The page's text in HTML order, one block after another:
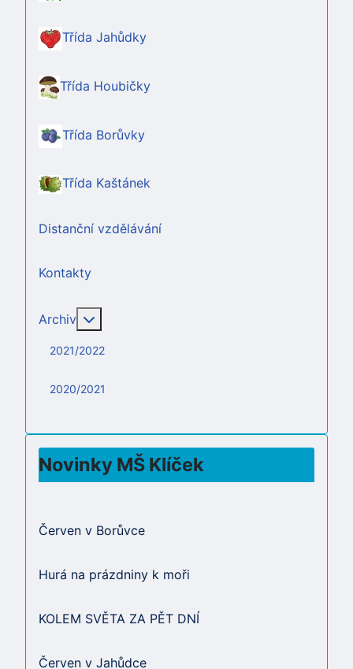
Třída Jahůdky
Třída Houbičky
Třída Borůvky
Třída Kaštánek
Distanční vzdělávání
Kontakty
Archiv
2021/2022
2020/2021
Novinky MŠ Klíček
Červen v Borůvce
Hurá na prázdniny k moři
KOLEM SVĚTA ZA PĚT DNÍ
Červen v Jahůdce